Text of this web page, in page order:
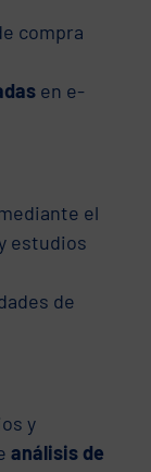
compra
en e-
el
estudios
de
y
análisis de